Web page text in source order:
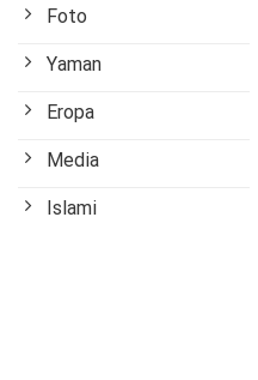
Foto
Yaman
Eropa
Media
Islami